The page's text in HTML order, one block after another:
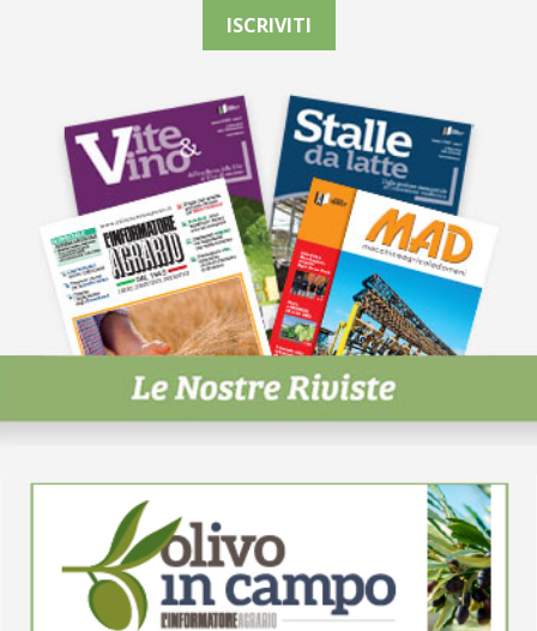
ISCRIVITI